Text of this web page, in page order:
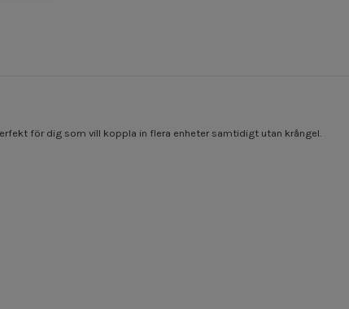
för dig som vill koppla in flera enheter samtidigt utan krångel.